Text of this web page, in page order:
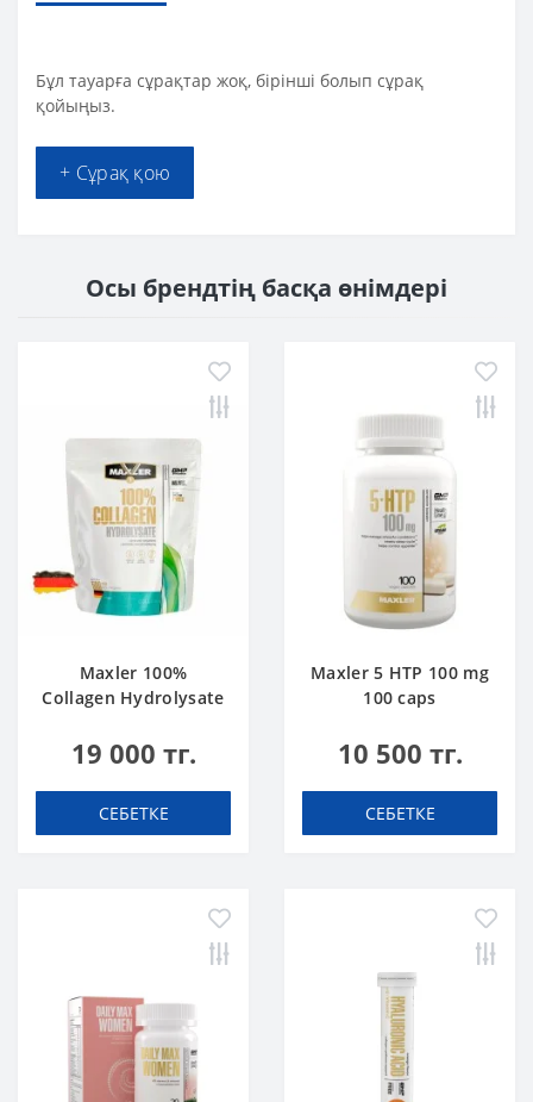
Бұл тауарға сұрақтар жоқ, бірінші болып сұрақ
қойыңыз.
+ Сұрақ қою
Осы брендтің басқа өнімдері
Maxler 100%
Collagen Hydrolysate
19 000 тг.
СЕБЕТКЕ
Maxler 5 HTP 100 mg
100 caps
10 500 тг.
СЕБЕТКЕ